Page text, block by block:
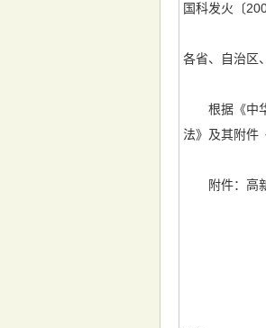
国科发火〔
各省、自治区
根据《中华
法》及其附件
附件：高新
科 技
二